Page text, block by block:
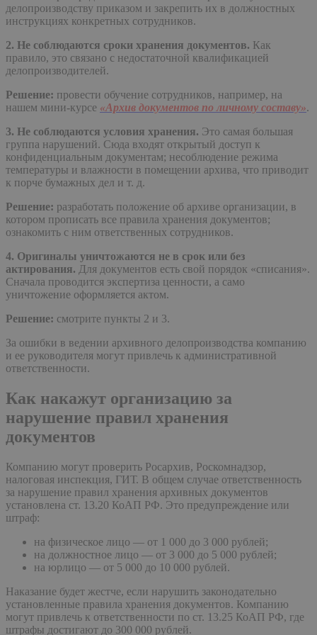
делопроизводству приказом и закрепить их в должностных
инструкциях конкретных сотрудников.
2. Не соблюдаются сроки хранения документов. Как
правило, это связано с недостаточной квалификацией
делопроизводителей.
Решение: провести обучение сотрудников, например, на
нашем мини-курсе «Архив документов по личному составу».
3. Не соблюдаются условия хранения. Это самая большая
группа нарушений. Сюда входят открытый доступ к
конфиденциальным документам; несоблюдение режима
температуры и влажности в помещении архива, что приводит
к порче бумажных дел и т. д.
Решение: разработать положение об архиве организации, в
котором прописать все правила хранения документов;
ознакомить с ним ответственных сотрудников.
4. Оригиналы уничтожаются не в срок или без
актирования. Для документов есть свой порядок «списания».
Сначала проводится экспертиза ценности, а само
уничтожение оформляется актом.
Решение: смотрите пункты 2 и 3.
За ошибки в ведении архивного делопроизводства компанию
и ее руководителя могут привлечь к административной
ответственности.
Как накажут организацию за
нарушение правил хранения
документов
Компанию могут проверить Росархив, Роскомнадзор,
налоговая инспекция, ГИТ. В общем случае ответственность
за нарушение правил хранения архивных документов
установлена ст. 13.20 КоАП РФ. Это предупреждение или
штраф:
на физическое лицо — от 1 000 до 3 000 рублей;
на должностное лицо — от 3 000 до 5 000 рублей;
на юрлицо — от 5 000 до 10 000 рублей.
Наказание будет жестче, если нарушить законодательно
установленные правила хранения документов. Компанию
могут привлечь к ответственности по ст. 13.25 КоАП РФ, где
штрафы достигают до 300 000 рублей.